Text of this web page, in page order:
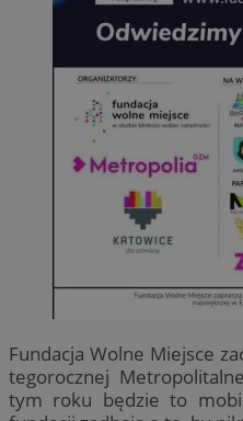
Fundacja Wolne Miejsce
tegorocznej
tym roku będzie to